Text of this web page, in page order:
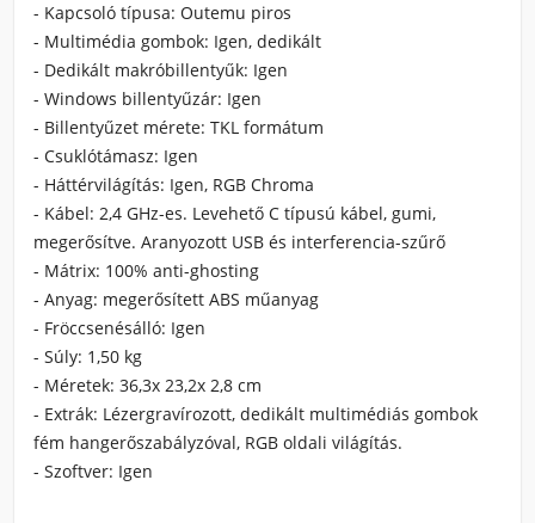
- Kapcsoló típusa: Outemu piros
- Multimédia gombok: Igen, dedikált
- Dedikált makróbillentyűk: Igen
- Windows billentyűzár: Igen
- Billentyűzet mérete: TKL formátum
- Csuklótámasz: Igen
- Háttérvilágítás: Igen, RGB Chroma
- Kábel: 2,4 GHz-es. Levehető C típusú kábel, gumi,
megerősítve. Aranyozott USB és interferencia-szűrő
- Mátrix: 100% anti-ghosting
- Anyag: megerősített ABS műanyag
- Fröccsenésálló: Igen
- Súly: 1,50 kg
- Méretek: 36,3x 23,2x 2,8 cm
- Extrák: Lézergravírozott, dedikált multimédiás gombok
fém hangerőszabályzóval, RGB oldali világítás.
- Szoftver: Igen